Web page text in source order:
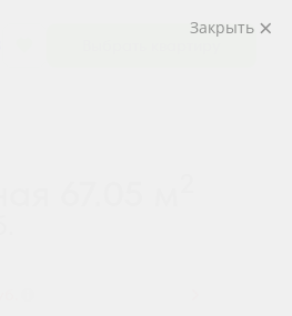
67.05 м
Закрыть